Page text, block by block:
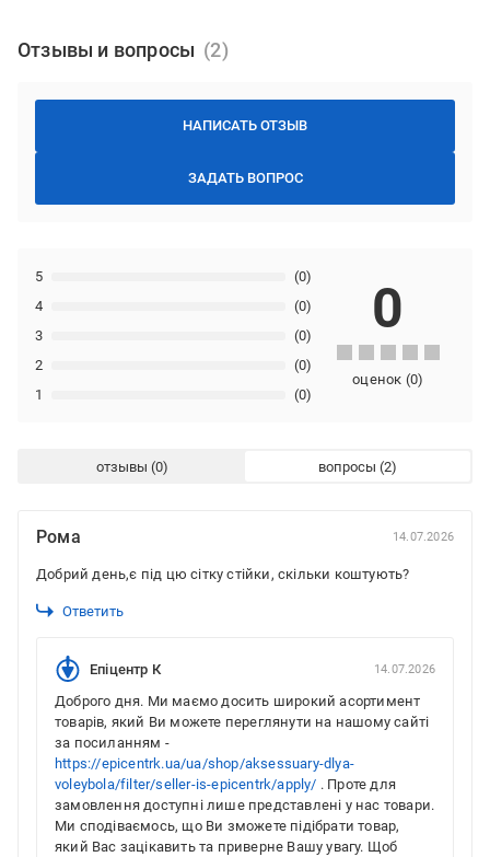
Отзывы и вопросы
НАПИСАТЬ ОТЗЫВ
ЗАДАТЬ ВОПРОС
1 (0)
2 (0)
3 (0)
4 (0)
5 (0)
0
оценок (0)
отзывы вопросы
Рома 14.07.2026
Добрий день,є під цю сітку стійки, скільки коштують?
Ответить
Епіцентр К 14.07.2026
Доброго дня. Ми маємо досить широкий асортимент
товарів, який Ви можете переглянути на нашому сайті
за посиланням -
https://epicentrk.ua/ua/shop/aksessuary-dlya-
voleybola/filter/seller-is-epicentrk/apply/ . Проте для
замовлення доступні лише представлені у нас товари.
Ми сподіваємось, що Ви зможете підібрати товар,
який Вас зацікавить та приверне Вашу увагу. Щоб